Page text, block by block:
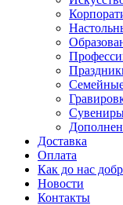
Доставка
Оплата
Как до нас
Новости
Контакты